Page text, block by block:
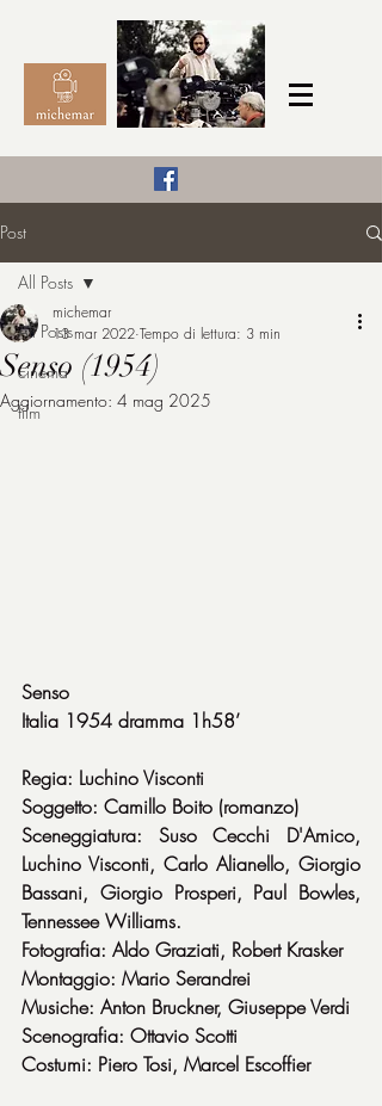
michemar
Post
All Posts
cinema
film
All Posts
Senso (1954)
michemar
13 mar 2022 Tempo di lettura: 3 min
Aggiornamento: 4 mag 2025
Senso
Italia 1954 dramma 1h58’
Regia: Luchino Visconti
Soggetto: Camillo Boito (romanzo)
Sceneggiatura: Suso Cecchi D'Amico,
Luchino Visconti, Carlo Alianello, Giorgio
Bassani, Giorgio Prosperi, Paul Bowles,
Tennessee Williams.
Fotografia: Aldo Graziati, Robert Krasker
Montaggio: Mario Serandrei
Musiche: Anton Bruckner, Giuseppe Verdi
Scenografia: Ottavio Scotti
Costumi: Piero Tosi, Marcel Escoffier